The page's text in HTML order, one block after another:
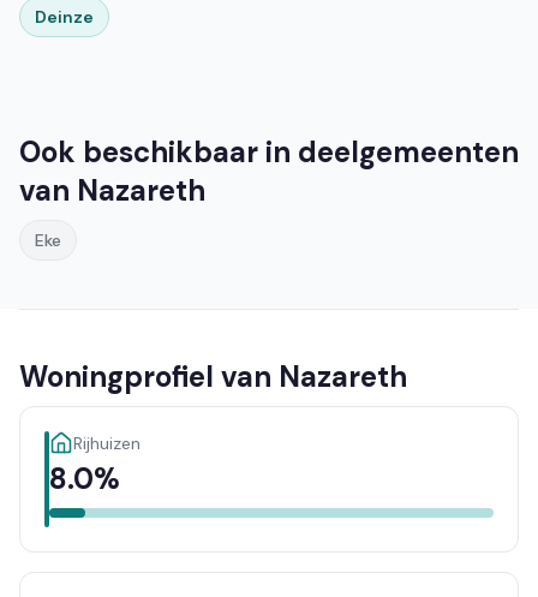
Deinze
Ook beschikbaar in deelgemeenten
van Nazareth
Eke
Woningprofiel van Nazareth
Rijhuizen
8.0%